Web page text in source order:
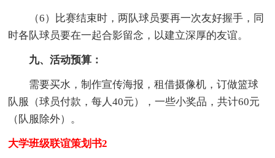
（6）比赛结束时，两队球员要再一次友好握手，同
时各队球员要在一起合影留念，以建立深厚的友谊。
九、活动预算：
需要买水，制作宣传海报，租借摄像机，订做篮球
队服（球员付款，每人40元），一些小奖品，共计60元
（队服除外）。
大学班级联谊策划书2